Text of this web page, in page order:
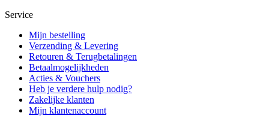
Service
Mijn bestelling
Verzending & Levering
Retouren & Terugbetalingen
Betaalmogelijkheden
Acties & Vouchers
Heb je verdere hulp nodig?
Zakelijke klanten
Mijn klantenaccount